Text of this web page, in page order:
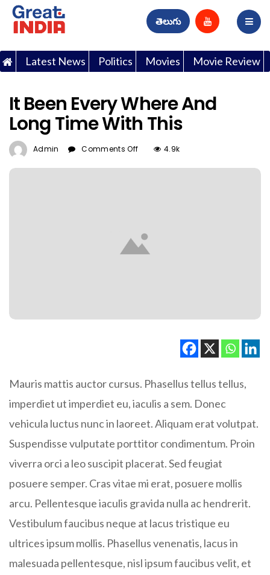
తెలుగు
Latest News Politics Movies Movie Review
It Been Every Where And
Long Time With This
Admin Comments Off
Time
With
4.9k
Mauris mattis auctor cursus. Phasellus tellus tellus,
imperdiet ut imperdiet eu, iaculis a sem. Donec
vehicula luctus nunc in laoreet. Aliquam erat volutpat.
Suspendisse vulputate porttitor condimentum. Proin
viverra orci a leo suscipit placerat. Sed feugiat
posuere semper. Cras vitae mi erat, posuere mollis
arcu. Pellentesque iaculis gravida nulla ac hendrerit.
Vestibulum faucibus neque at lacus tristique eu
ultrices ipsum mollis. Phasellus venenatis, lacus in
malesuada pellentesque, nisl ipsum faucibus velit, et